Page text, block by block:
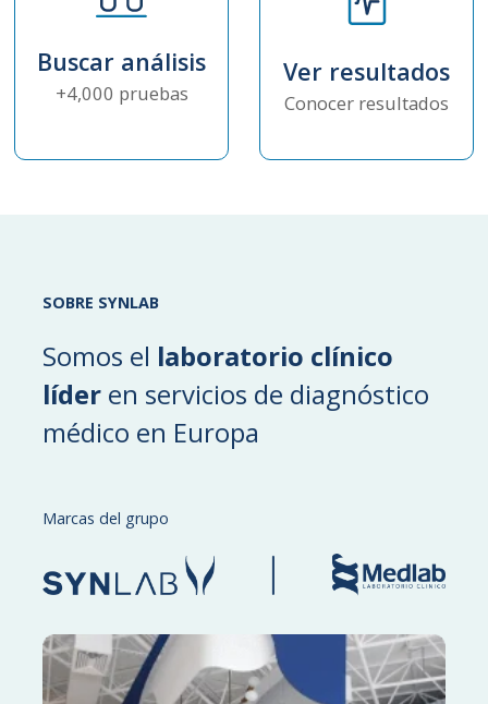
Buscar análisis
+4,000 pruebas
Ver resultados
Conocer resultados
SOBRE SYNLAB
Somos el laboratorio clínico
líder en servicios de diagnóstico
médico en Europa
Marcas del grupo